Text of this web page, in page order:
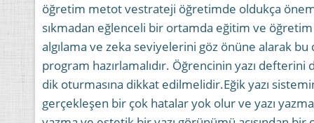
öğretim metot vestrateji öğretimde oldukça
sıkmadan eğlenceli bir ortamda eğitim ve
algılama ve zeka seviyelerini göz önüne alarak
program hazırlamalıdır. Öğrencinin yazı defterini
dik oturmasına dikkat edilmelidir.Eğik yazı
gerçekleşen bir çok hatalar yok olur ve yazı